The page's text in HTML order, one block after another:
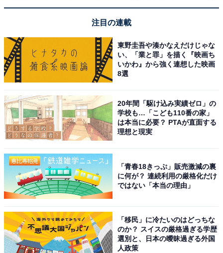
注目の連載
東野圭吾や湊かなえだけじゃな
い、「業と罪」を描く『映画ち
いかわ』から強く連想した映画
8選
20年間「駆け込み実績ゼロ」の
学校も…「こども110番の家」
は本当に必要？ PTAが直面する
理想と現実
「青春18きっぷ」販売激減の裏
に何が？ 連続利用の厳格化だけ
ではない「本当の理由」
「移民」に冷たいのはどっちな
のか？ スイスの厳格過ぎる学歴
選別と、日本の曖昧過ぎる外国
人政策